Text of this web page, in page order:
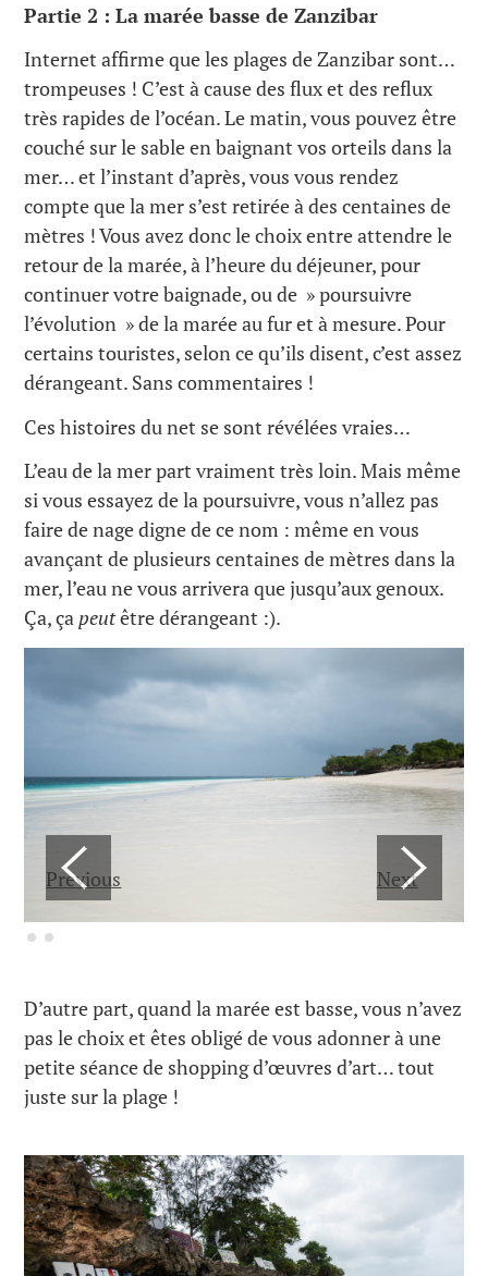
Partie 2 : La marée basse de Zanzibar
Internet affirme que les plages de Zanzibar sont…
trompeuses ! C’est à cause des flux et des reflux
très rapides de l’océan. Le matin, vous pouvez être
couché sur le sable en baignant vos orteils dans la
mer… et l’instant d’après, vous vous rendez
compte que la mer s’est retirée à des centaines de
mètres ! Vous avez donc le choix entre attendre le
retour de la marée, à l’heure du déjeuner, pour
continuer votre baignade, ou de » poursuivre
l’évolution » de la marée au fur et à mesure. Pour
certains touristes, selon ce qu’ils disent, c’est assez
dérangeant. Sans commentaires !
Ces histoires du net se sont révélées vraies…
L’eau de la mer part vraiment très loin. Mais même
si vous essayez de la poursuivre, vous n’allez pas
faire de nage digne de ce nom : même en vous
avançant de plusieurs centaines de mètres dans la
mer, l’eau ne vous arrivera que jusqu’aux genoux.
Ça, ça peutêtre dérangeant :).
Previous Next
D’autre part, quand la marée est basse, vous n’avez
pas le choix et êtes obligé de vous adonner à une
petite séance de shopping d’œuvres d’art… tout
juste sur la plage !